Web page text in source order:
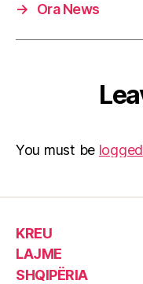
→
Ora News
You must be
KREU
LAJME
SHQIPËRIA